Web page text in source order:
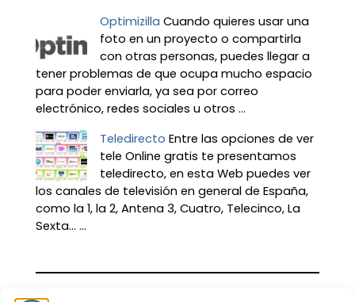
Optimizilla Cuando quieres usar una
foto en un proyecto o compartirla
con otras personas, puedes llegar a
tener problemas de que ocupa mucho espacio
para poder enviarla, ya sea por correo
electrónico, redes sociales u otros ...
Teledirecto Entre las opciones de ver
tele Online gratis te presentamos
teledirecto, en esta Web puedes ver
los canales de televisión en general de España,
como la 1, la 2, Antena 3, Cuatro, Telecinco, La
Sexta… ...